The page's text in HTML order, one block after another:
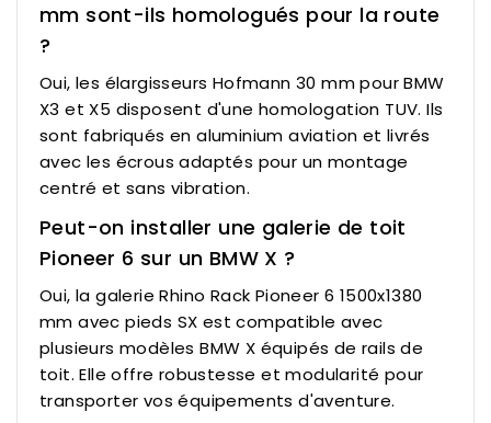
mm sont-ils homologués pour la route
?
Oui, les élargisseurs Hofmann 30 mm pour BMW
X3 et X5 disposent d'une homologation TUV. Ils
sont fabriqués en aluminium aviation et livrés
avec les écrous adaptés pour un montage
centré et sans vibration.
Peut-on installer une galerie de toit
Pioneer 6 sur un BMW X ?
Oui, la galerie Rhino Rack Pioneer 6 1500x1380
mm avec pieds SX est compatible avec
plusieurs modèles BMW X équipés de rails de
toit. Elle offre robustesse et modularité pour
transporter vos équipements d'aventure.